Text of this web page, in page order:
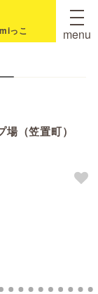
っこ menu
場（笠置町）